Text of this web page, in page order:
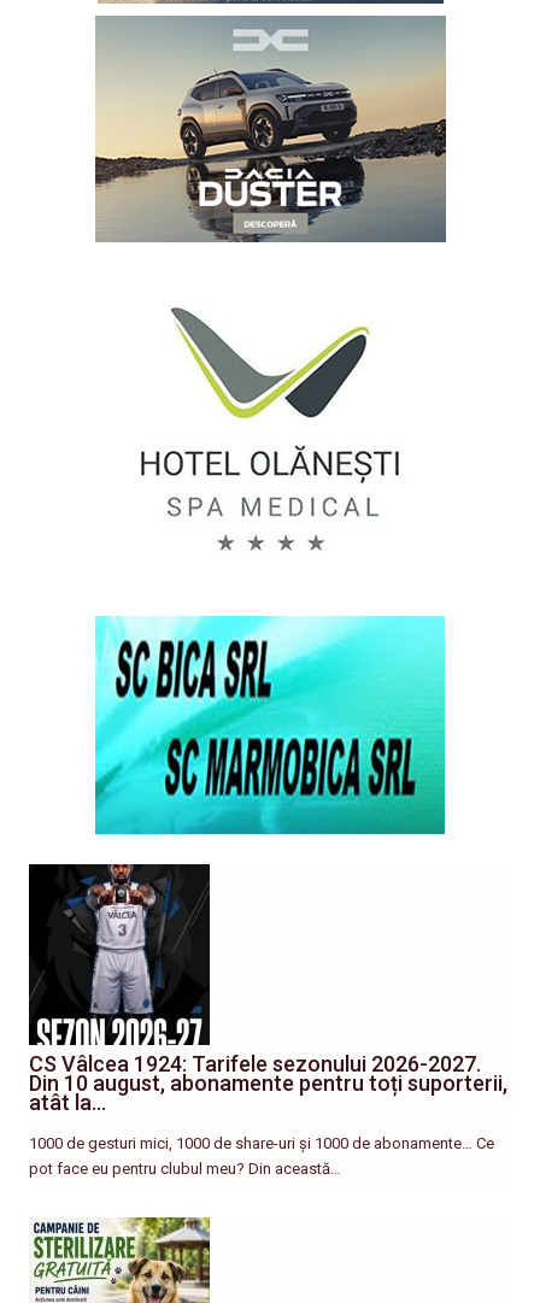
CS Vâlcea 1924: Tarifele sezonului 2026-2027.
Din 10 august, abonamente pentru toți suporterii,
atât la…
1000 de gesturi mici, 1000 de share-uri și 1000 de abonamente… Ce
pot face eu pentru clubul meu? Din această…